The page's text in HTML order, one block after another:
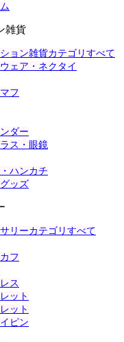
雑貨
ョン雑貨カテゴリすべて
ェア・ネクタイ
フ
ダー
ス・眼鏡
ハンカチ
ッズ
リーカテゴリすべて
フ
ス
ット
ット
ピン